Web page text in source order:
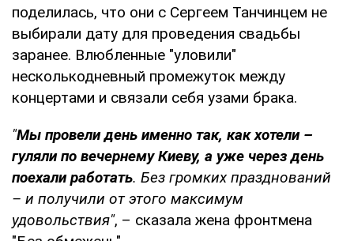
поделилась, что они с Сергеем Танчинцем не
выбирали дату для проведения свадьбы
заранее. Влюбленные "уловили"
несколькодневный промежуток между
концертами и связали себя узами брака.
"Мы провели день именно так, как хотели –
гуляли по вечернему Киеву, а уже через день
поехали работать. Без громких празднований
– и получили от этого максимум
удовольствия", – сказала жена фронтмена